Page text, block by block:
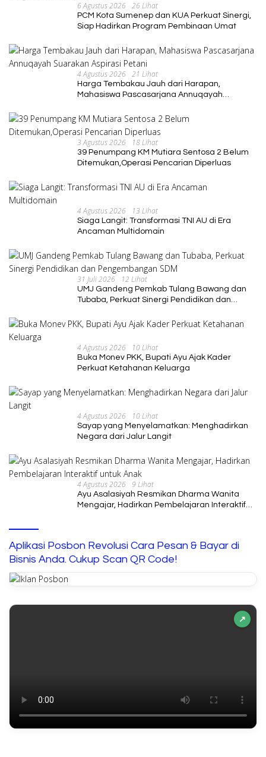
6 Agustus 2026 26 Lihat
PCM Kota Sumenep dan KUA Perkuat Sinergi,
Siap Hadirkan Program Pembinaan Umat
4 Agustus 2026 21 Lihat
Harga Tembakau Jauh dari Harapan,
Mahasiswa Pascasarjana Annuqayah
3 Agustus 2026 18 Lihat
39 Penumpang KM Mutiara Sentosa 2 Belum
Ditemukan,Operasi Pencarian Diperluas
4 Agustus 2026 13 Lihat
Siaga Langit: Transformasi TNI AU di Era
Ancaman Multidomain
31 Juli 2026 12 Lihat
UMJ Gandeng Pemkab Tulang Bawang dan
Tubaba, Perkuat Sinergi Pendidikan dan
4 Agustus 2026 10 Lihat
Buka Monev PKK, Bupati Ayu Ajak Kader
Perkuat Ketahanan Keluarga
4 Agustus 2026 10 Lihat
Sayap yang Menyelamatkan: Menghadirkan
Negara dari Jalur Langit
4 Agustus 2026 9 Lihat
Ayu Asalasiyah Resmikan Dharma Wanita
Mengajar, Hadirkan Pembelajaran Interaktif
Aplikasi Posbon Revolusi Cara Pesan & Bayar di
Bisnis Anda. Cukup Scan QR Code!
↗